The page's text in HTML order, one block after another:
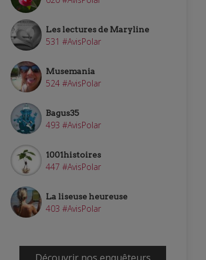
Les lectures de Maryline
531 #AvisPolar
Musemania
524 #AvisPolar
Bagus35
493 #AvisPolar
1001histoires
447 #AvisPolar
La liseuse heureuse
403 #AvisPolar